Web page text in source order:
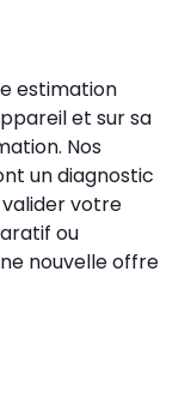
estimation
et sur sa
Nos
un diagnostic
votre
ou
nouvelle offre